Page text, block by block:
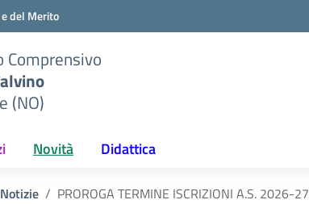
del Merito
Comprensivo
(NO)
Novità Didattica
Notizie PROROGA TERMINE ISCRIZIONI A.S. 2026-27